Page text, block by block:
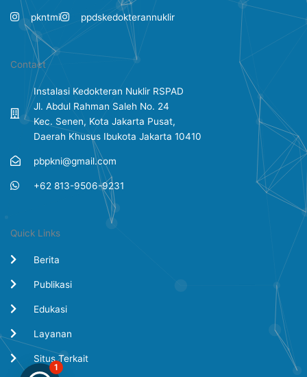
pkntmi ppdskedokterannuklir
Contact
Instalasi Kedokteran Nuklir RSPAD
Jl. Abdul Rahman Saleh No. 24
Kec. Senen, Kota Jakarta Pusat,
Daerah Khusus Ibukota Jakarta 10410
pbpkni@gmail.com
+62 813-9506-9231
Quick Links
Berita
Publikasi
Edukasi
Layanan
Situs Terkait
1